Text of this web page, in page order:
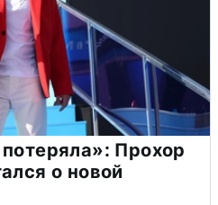
Прохор
о новой